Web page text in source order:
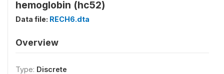
hemoglobin (hc52)
Data file: RECH6.dta
Overview
Type: Discrete